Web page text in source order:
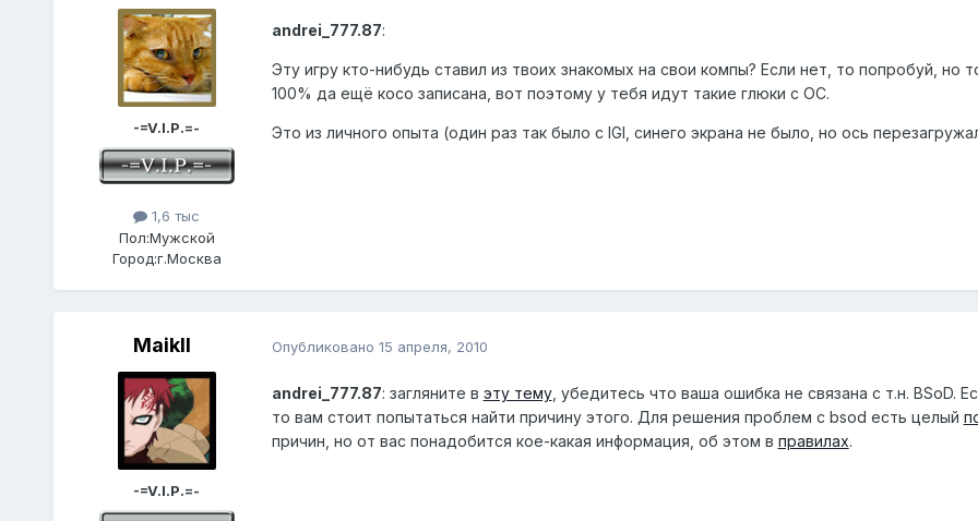
-=V.I.P.=-
1,6 тыс
Пол:Мужской
Город:г.Москва
andrei_777.87:
Эту игру кто-нибудь ставил из твоих знакомых на свои компы? Если нет, то попробуй, но
100% да ещё косо записана, вот поэтому у тебя идут такие глюки с ОС.
Это из личного опыта (один раз так было с IGI, синего экрана не было, но ось
Maikll
-=V.I.P.=-
Опубликовано 15 апреля, 2010
andrei_777.87: загляните в эту тему, убедитесь что ваша ошибка не связана с т.н. BSoD.
то вам стоит попытаться найти причину этого. Для решения проблем с bsod есть целый
причин, но от вас понадобится кое-какая информация, об этом в правилах.